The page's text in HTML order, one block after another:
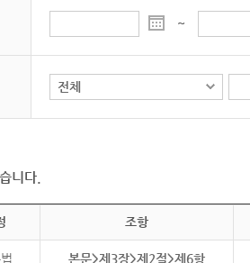
~
니다.
조항
본문>제3장>제2절>제6항